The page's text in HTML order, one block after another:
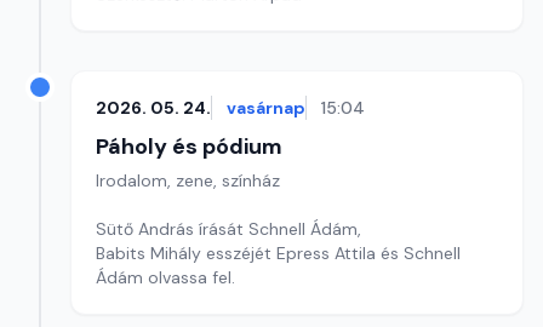
2026. 05. 24. vasárnap 15:04
Páholy és pódium
Irodalom, zene, színház
Sütő András írását Schnell Ádám,
Babits Mihály esszéjét Epress Attila és Schnell
Ádám olvassa fel.